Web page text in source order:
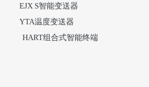
EJX S智能变送器
YTA温度变送器
HART组合式智能终端